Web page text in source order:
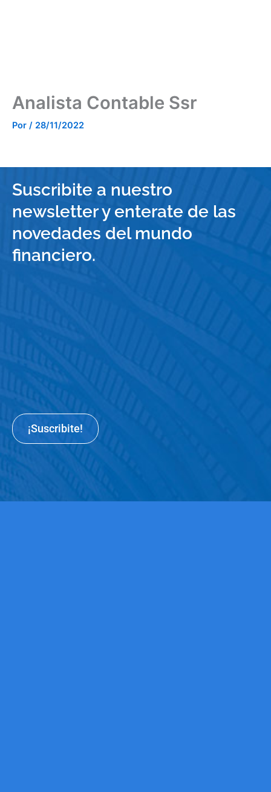
Analista Contable Ssr
Por / 28/11/2022
Suscribite a nuestro
newsletter y enterate de las
novedades del mundo
financiero.
¡Suscribite!